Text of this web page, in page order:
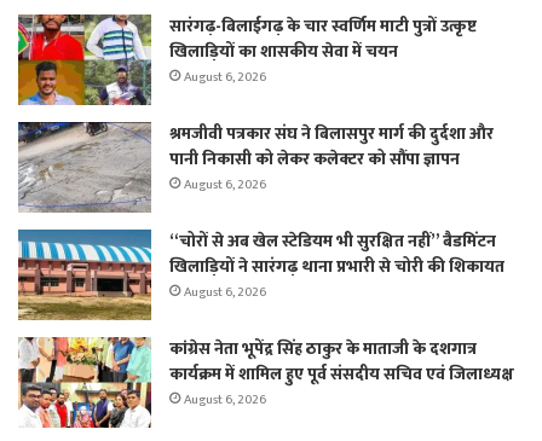
सारंगढ़-बिलाईगढ़ के चार स्वर्णिम माटी पुत्रों उत्कृष्ट
खिलाड़ियों का शासकीय सेवा में चयन
August 6, 2026
श्रमजीवी पत्रकार संघ ने बिलासपुर मार्ग की दुर्दशा और
पानी निकासी को लेकर कलेक्टर को सौंपा ज्ञापन
August 6, 2026
“चोरों से अब खेल स्टेडियम भी सुरक्षित नहीं” बैडमिंटन
खिलाड़ियों ने सारंगढ़ थाना प्रभारी से चोरी की शिकायत
August 6, 2026
कांग्रेस नेता भूपेंद्र सिंह ठाकुर के माताजी के दशगात्र
कार्यक्रम में शामिल हुए पूर्व संसदीय सचिव एवं जिलाध्यक्ष
August 6, 2026